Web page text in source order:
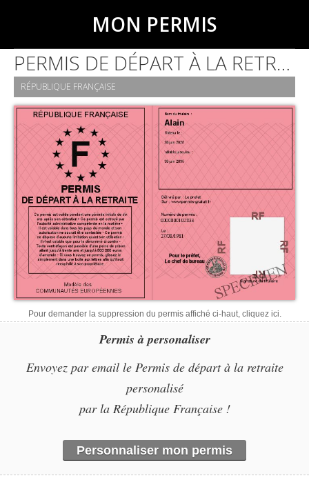
MON PERMIS
PERMIS DE DÉPART À LA RETRAITE
RÉPUBLIQUE FRANÇAISE
Pour demander la suppression du permis affiché ci-haut, cliquez ici.
Permis à personaliser
Envoyez par email le Permis de départ à la retraite
personalisé
par la République Française !
Personnaliser mon permis